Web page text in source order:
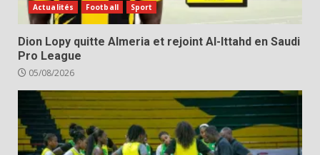
Actualités Football Sport
Dion Lopy quitte Almeria et rejoint Al-Ittahd en Saudi
Pro League
05/08/2026